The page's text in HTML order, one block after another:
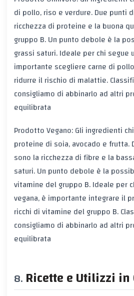
di pollo, riso e verdure. Due punti
ricchezza di proteine e la buona
gruppo B. Un punto debole è la
grassi saturi. Ideale per chi segue
importante scegliere carne di
ridurre il rischio di malattie.
consigliamo di abbinarlo ad altri
equilibrata
Prodotto Vegano: Gli ingredienti
proteine di soia, avocado e frutta.
sono la ricchezza di fibre e la
saturi. Un punto debole è la
vitamine del gruppo B. Ideale per
vegana, è importante integrare il
ricchi di vitamine del gruppo B.
consigliamo di abbinarlo ad altri
equilibrata
Ricette e Utilizzi in